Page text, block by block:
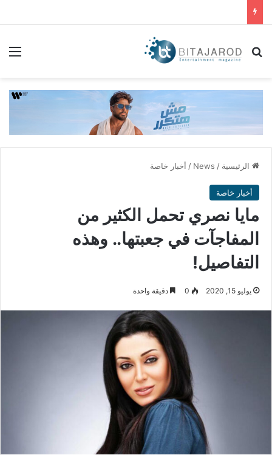
بحث عن
الرئيسية /
News
/ أخبار خاصة
أخبار خاصة
مايا نصري تحمل الكثير من
المفاجآت في جعبتها.. وهذه
التفاصيل!
يوليو 15, 2020 0 دقيقة واحدة